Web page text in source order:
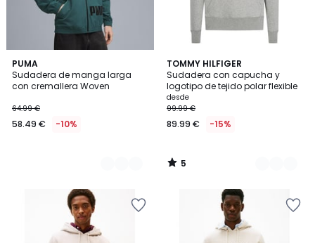
PUMA
Sudadera de manga larga
con cremallera Woven
64.99 €
58.49 € -10%
2
Colores
TOMMY HILFIGER
Sudadera con capucha y
logotipo de tejido polar flexible
desde
99.99 €
89.99 € -15%
5
/
5
2
Colores
5
/